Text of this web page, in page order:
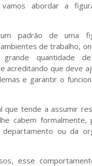
abordar a
padrão de uma
de trabalho,
quantidade de
acreditando que deve
e garantir o
que tende a assumir
cabem formalmente,
ou da
esse